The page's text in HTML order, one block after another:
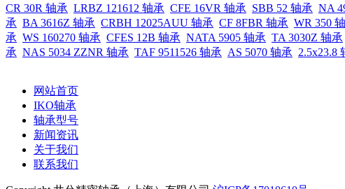
CR 30R 轴承 LRBZ 121612 轴承 CFE 16VR 轴承 SBB 52 轴承 NA
承 BA 3616Z 轴承 CRBH 12025AUU 轴承 CF 8FBR 轴承 WR 350
承 WS 160270 轴承 CFES 12B 轴承 NATA 5905 轴承 TA 3030Z 轴承
承 NAS 5034 ZZNR 轴承 TAF 9511526 轴承 AS 5070 轴承 2.5x23.8
网站首页
IKO轴承
轴承型号
新闻资讯
关于我们
联系我们